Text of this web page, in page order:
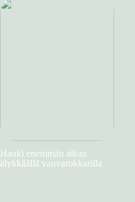
Hanki enemmän aikaa
älykkäällä vauvarokkarilla